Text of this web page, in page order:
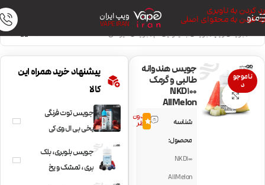
رد کردن به ناوبری
رد کردن به محتوای اصلی
منو ویپ ایران
VAPE IRAN
خانه/جویس ویپ/جویس با نیکوتین کم/جویس میوه‌ای
ناموجو
د
بزرگنمایی تصویر
جویس هندوانه
طالبی و گرمک
NKD100
AllMelon
شناسه
محصول:
NKD100
AllMelon
بدون
نظر0.0
پیشنهاد خرید همراه این
کالا
جویس توت فرنگی
یخی بی ال وی کی
جویس بلوبری، بلک
بری، تمشک و یخ